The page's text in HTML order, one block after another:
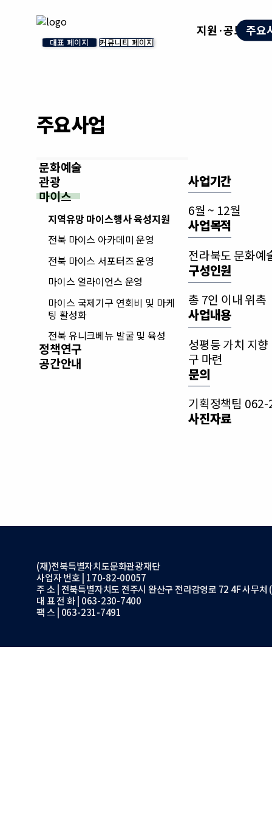
대표 페이지 커뮤니티 페이지
지원·공모 주요
주요사업
문화예술
관광
마이스
지역유망 마이스행사 육성지원
전북 마이스 아카데미 운영
전북 마이스 서포터즈 운영
마이스 얼라이언스 운영
마이스 국제기구 연회비 및 마케
팅 활성화
전북 유니크베뉴 발굴 및 육성
정책연구
공간안내
사업기간
6월 ~ 12월
사업목적
전라북도 문화예
구성인원
총 7인 이내 위촉
사업내용
성평등 가치 지
구 마련
문의
기획정책팀
사진자료
(재)전북특별자치도문화관광재단
사업자 번호 | 170-82-00057
주 소 | 전북특별자치도 전주시 완산구 전라감영로 72 4F 사무
대 표 전 화 | 063-230-7400
팩 스 | 063-231-7491